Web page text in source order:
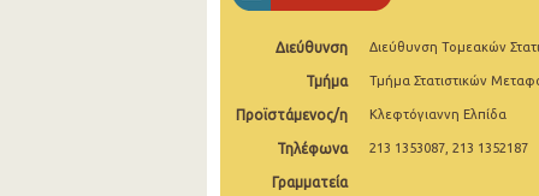
Ιανουαρίου 2025
Δεκεμβρίου 2024
Οκτωβρίου 2024
Σεπτεμβρίου 2024
Διεύθυνση Διεύθυνση Τομεακών
Τμήμα Τμήμα Στατιστικών
Προϊστάμενος/η Κλεφτόγιαννη Ελπίδα
Τηλέφωνα 213 1353087, 213 1352187
Γραμματεία